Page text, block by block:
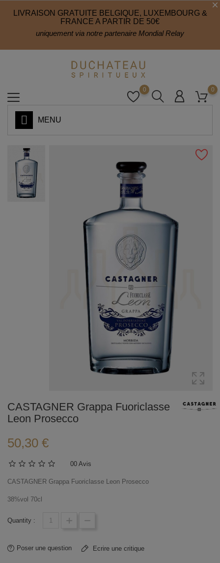
LIVRAISON GRATUITE BELGIQUE, LUXEMBOURG &
FRANCE A PARTIR DE 50€
uniquement via notre partenaire Mondial Relay
0
0
MENU
CASTAGNER Grappa Fuoriclasse
Leon Prosecco
50,30 €
00 Avis
CASTAGNER Grappa Fuoriclasse Leon Prosecco
38%vol 70cl
Quantity :
Poser une question Ecrire une critique